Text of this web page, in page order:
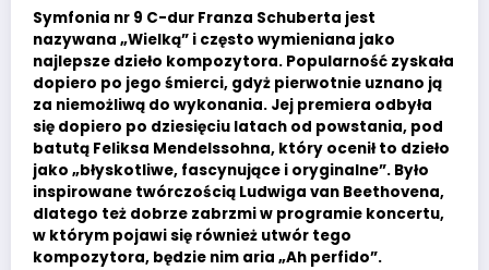
Symfonia nr 9 C-dur Franza Schuberta jest
nazywana „Wielką” i często wymieniana jako
najlepsze dzieło kompozytora. Popularność zyskała
dopiero po jego śmierci, gdyż pierwotnie uznano ją
za niemożliwą do wykonania. Jej premiera odbyła
się dopiero po dziesięciu latach od powstania, pod
batutą Feliksa Mendelssohna, który ocenił to dzieło
jako „błyskotliwe, fascynujące i oryginalne”. Było
inspirowane twórczością Ludwiga van Beethovena,
dlatego też dobrze zabrzmi w programie koncertu,
w którym pojawi się również utwór tego
kompozytora, będzie nim aria „Ah perfido”.